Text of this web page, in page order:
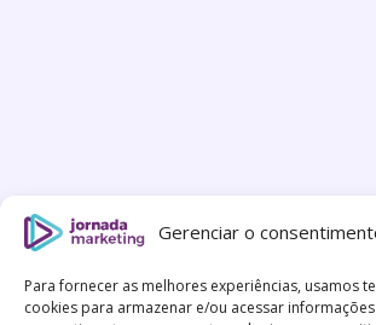
Gerenciar o
Para fornecer as melhores experiências, usamos
cookies para armazenar e/ou acessar